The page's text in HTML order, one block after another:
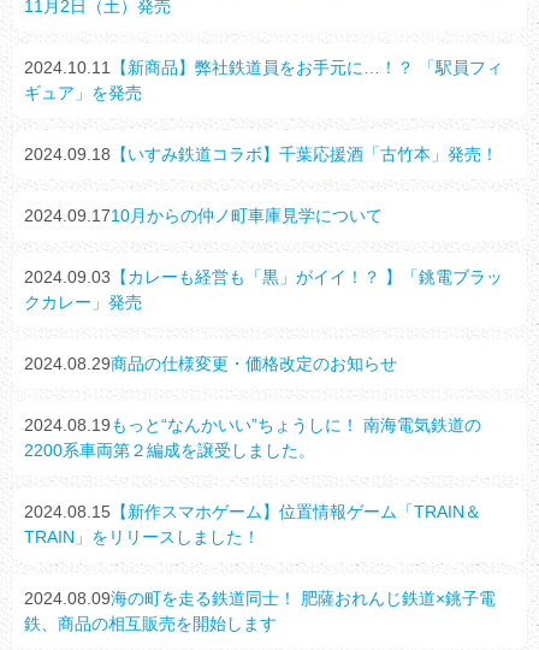
11月2日（土）発売
2024.10.11 【新商品】弊社鉄道員をお手元に…！？ 「駅員フィ
ギュア」を発売
2024.09.18 【いすみ鉄道コラボ】千葉応援酒「古竹本」発売！
2024.09.1710月からの仲ノ町車庫見学について
2024.09.03 【カレーも経営も「黒」がイイ！？ 】「銚電ブラッ
クカレー」発売
2024.08.29商品の仕様変更・価格改定のお知らせ
2024.08.19もっと“なんかいい”ちょうしに！ 南海電気鉄道の
2200系車両第２編成を譲受しました。
2024.08.15 【新作スマホゲーム】位置情報ゲーム「TRAIN＆
TRAIN」をリリースしました！
2024.08.09海の町を走る鉄道同士！ 肥薩おれんじ鉄道×銚子電
鉄、商品の相互販売を開始します